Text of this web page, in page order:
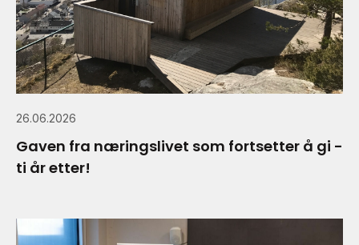
26.06.2026
Gaven fra næringslivet som fortsetter å gi -
ti år etter!